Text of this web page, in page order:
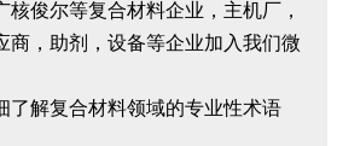
核俊尔等复合材料企业，主机厂，
商，助剂，设备等企业加入我们微